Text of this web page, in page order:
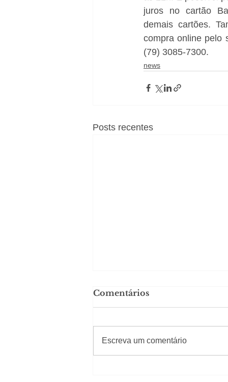
juros no cartão
demais cartões.
compra online pelo
(79) 3085-7300.
news
Posts recentes
Comentários
Escreva um comentário
#Sugestões